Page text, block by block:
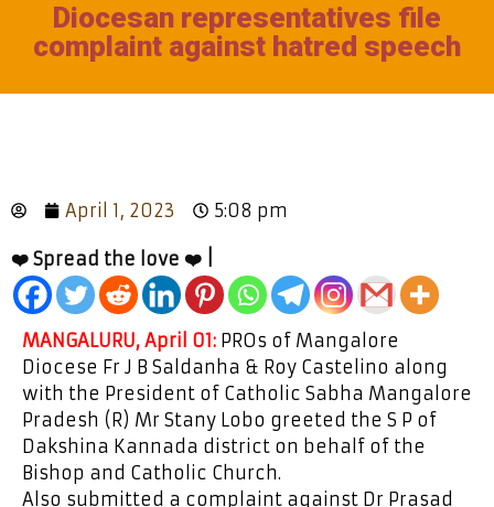
Diocesan representatives file
complaint against hatred speech
April 1, 2023 5:08 pm
❤️ Spread the love ❤️ |
MANGALURU, April 01: PROs of Mangalore
Diocese Fr J B Saldanha & Roy Castelino along
with the President of Catholic Sabha Mangalore
Pradesh (R) Mr Stany Lobo greeted the S P of
Dakshina Kannada district on behalf of the
Bishop and Catholic Church.
Also submitted a complaint against Dr Prasad